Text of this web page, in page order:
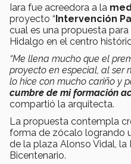
Iara fue acreedora a la
proyecto “Intervención
cual es una propuesta
Hidalgo en el centro
“Me llena mucho que el
proyecto en especial, al ser
lo hice con mucho cariño y
cumbre de mi formación
compartió la arquitecta.
La propuesta contempla
forma de zócalo logrando
de la plaza Alonso Vidal,
Bicentenario.